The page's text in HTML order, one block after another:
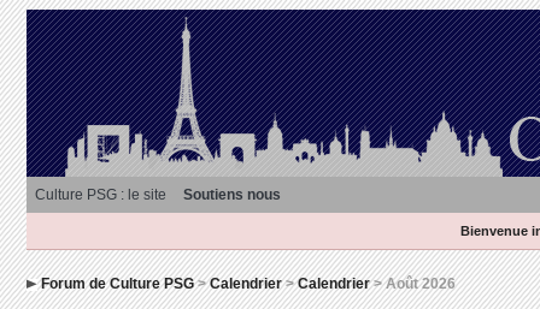
Culture PSG : le site Soutiens nous
Bienvenue
Forum de Culture PSG>Calendrier>Calendrier> Août 2026